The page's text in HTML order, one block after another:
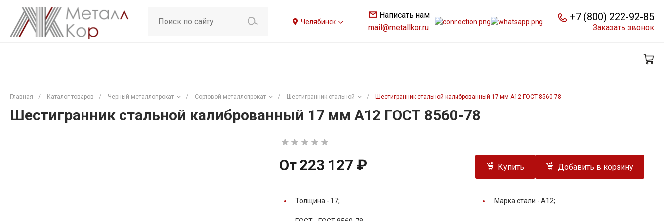
Челябинск
Написать нам
mail@metallkor.ru
+7 (800) 222-92-85
Заказать звонок
Главная / Каталог товаров / Черный металлопрокат / Сортовой металлопрокат / Шестигранник стальной / Шестигранник стальной калиброванный 17 мм А12 ГОСТ 8560-78
Шестигранник стальной калиброванный 17 мм А12 ГОСТ 8560-78
От223 127 ₽ Купить Добавить в корзину
Толщина - 17; Марка стали - А12;